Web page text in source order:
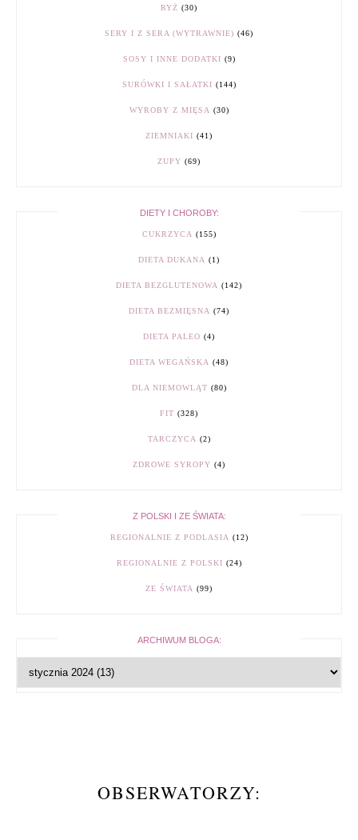
RYŻ (30)
SERY I Z SERA (WYTRAWNIE) (46)
SOSY I INNE DODATKI (9)
SURÓWKI I SAŁATKI (144)
WYROBY Z MIĘSA (30)
ZIEMNIAKI (41)
ZUPY (69)
DIETY I CHOROBY:
CUKRZYCA (155)
DIETA DUKANA (1)
DIETA BEZGLUTENOWA (142)
DIETA BEZMIĘSNA (74)
DIETA PALEO (4)
DIETA WEGAŃSKA (48)
DLA NIEMOWLĄT (80)
FIT (328)
TARCZYCA (2)
ZDROWE SYROPY (4)
Z POLSKI I ZE ŚWIATA:
REGIONALNIE Z PODLASIA (12)
REGIONALNIE Z POLSKI (24)
ZE ŚWIATA (99)
ARCHIWUM BLOGA:
OBSERWATORZY: